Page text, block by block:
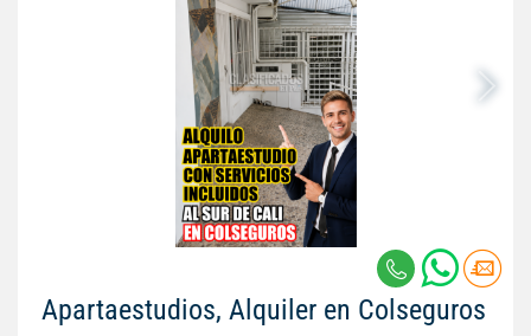
Apartaestudios, Alquiler en Colseguros